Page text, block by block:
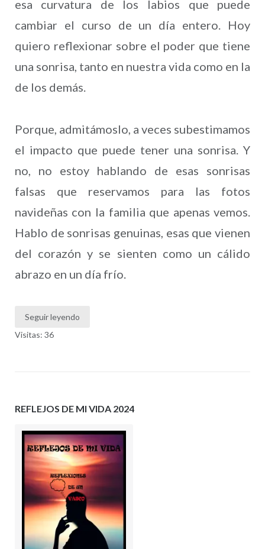
esa curvatura de los labios que puede
cambiar el curso de un día entero. Hoy
quiero reflexionar sobre el poder que tiene
una sonrisa, tanto en nuestra vida como en la
de los demás.
Porque, admitámoslo, a veces subestimamos
el impacto que puede tener una sonrisa. Y
no, no estoy hablando de esas sonrisas
falsas que reservamos para las fotos
navideñas con la familia que apenas vemos.
Hablo de sonrisas genuinas, esas que vienen
del corazón y se sienten como un cálido
abrazo en un día frío.
Seguir leyendo
Visitas: 36
REFLEJOS DE MI VIDA 2024